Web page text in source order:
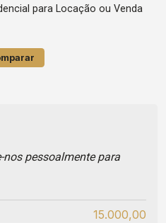
para Locação ou Venda
pessoalmente para
15.000,00